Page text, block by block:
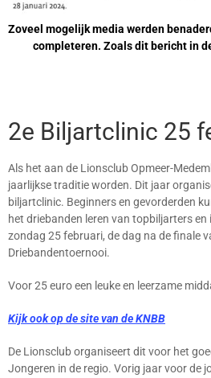
Zoveel mogelijk media werden
completeren. Zoals dit bericht in
2e Biljartclinic 25
Als het aan de Lionsclub Opmeer-
jaarlijkse traditie worden. Dit jaar
biljartclinic. Beginners en gevorderden
het driebanden leren van topbiljarters
zondag 25 februari, de dag na de finale
Driebandentoernooi.
Voor 25 euro een leuke en leerzame
Kijk ook op de site van de KNBB
De Lionsclub organiseert dit voor het
Jongeren in de regio. Vorig jaar voor de